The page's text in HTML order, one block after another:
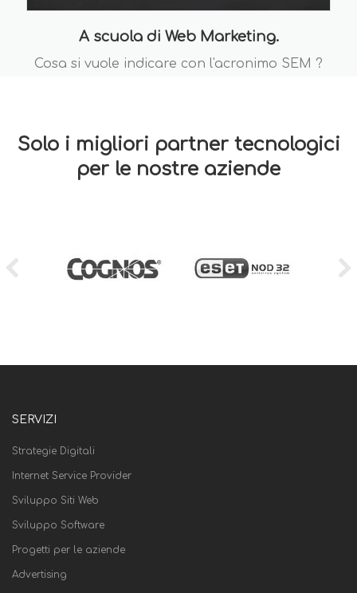
A scuola di Web Marketing.
Cosa si vuole indicare con l'acronimo SEM ?
Solo i migliori partner tecnologici
per le nostre aziende
SERVIZI
Strategie Digitali
Internet Service Provider
Sviluppo Siti Web
Sviluppo Software
Progetti per le aziende
Advertising